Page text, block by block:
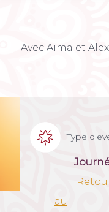
Avec Aïma et Alex
Type
au